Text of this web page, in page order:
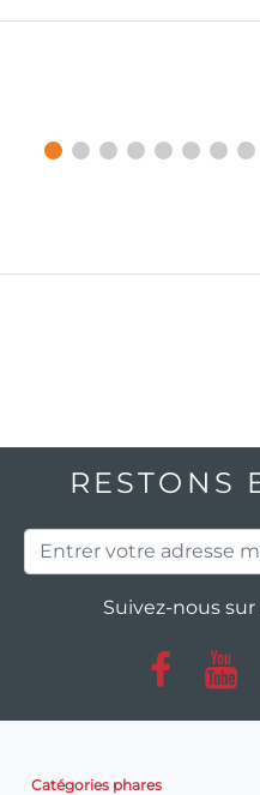
RESTONS
Suivez-nous
Catégories phares